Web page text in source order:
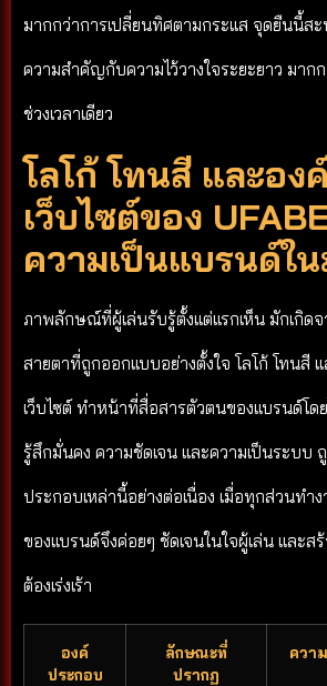
มากกว่าการเปลี่ยนทิศตามกระแส จุดยืนนี้ส
ความสำคัญกับความไว้วางใจระยะยาว มากก
ช่วงเวลาเดียว
โลโก้ โทนสี และอง
เว็บไซต์ของ
ความเป็นแบรนด์ใ
ภาพลักษณ์ที่ผู้เล่นรับรู้ตั้งแต่แรกเห็น มักเกิดจ
สายตาที่ถูกออกแบบอย่างตั้งใจ โลโก้ โทนสี
เว็บไซต์ ทำหน้าที่สื่อสารตัวตนของแบรนด์โด
รู้สึกมั่นคง ความชัดเจน และความเป็นระบบ
ประกอบเหล่านี้อย่างต่อเนื่อง เมื่อทุกส่วนท
ของแบรนด์จึงค่อยๆ ชัดเจนในใจผู้เล่น และสร้
ต้องเร่งเร้า
องค์
ประกอบ
ลักษณะที่
ปรากฏ
ควา